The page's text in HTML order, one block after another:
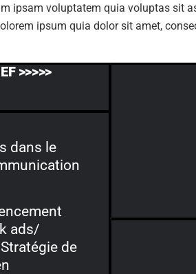
ipsam voluptatem quia voluptas sit
ipsum quia dolor sit amet,
>>>>>
dans le
ads/
de